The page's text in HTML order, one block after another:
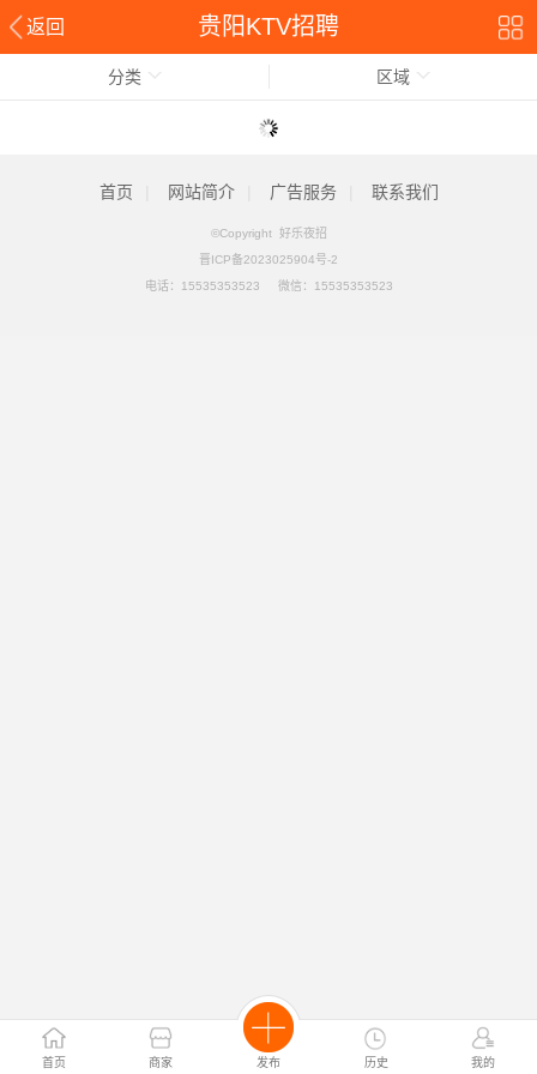
返回 贵阳KTV招聘
首页 商家 发布 历史 我的
分类 区域
首页 网站简介 广告服务 联系我们
©Copyright 好乐夜招
晋ICP备2023025904号-2
电话：
15535353523 微信：15535353523